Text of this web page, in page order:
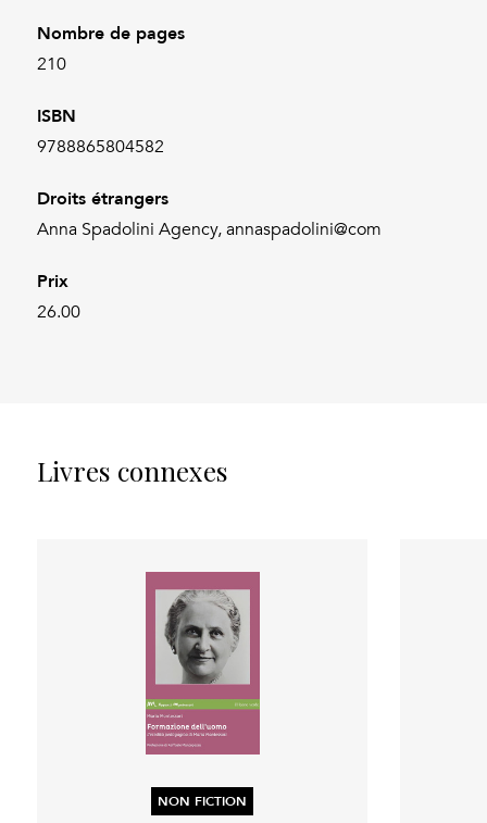
Nombre de pages
210
ISBN
9788865804582
Droits étrangers
Anna Spadolini Agency, annaspadolini@com
Prix
26.00
Livres connexes
NON FICTION